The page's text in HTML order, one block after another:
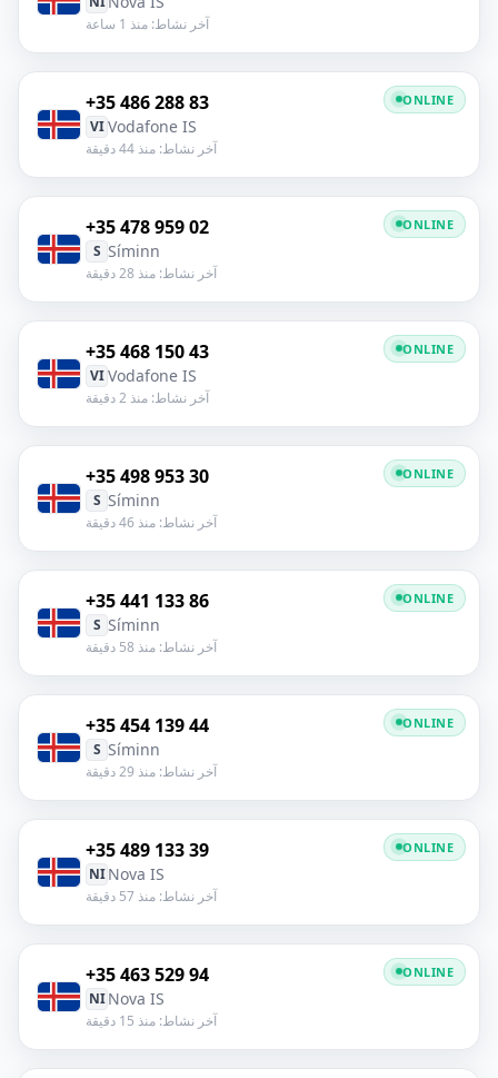
آخر نشاط: منذ 1 ساعة
+35 486 288 83
VI Vodafone IS
آخر نشاط: منذ 44 دقيقة
ONLINE
+35 478 959 02
S Síminn
آخر نشاط: منذ 28 دقيقة
ONLINE
+35 468 150 43
VI Vodafone IS
آخر نشاط: منذ 2 دقيقة
ONLINE
+35 498 953 30
S Síminn
آخر نشاط: منذ 46 دقيقة
ONLINE
+35 441 133 86
S Síminn
آخر نشاط: منذ 58 دقيقة
ONLINE
+35 454 139 44
S Síminn
آخر نشاط: منذ 29 دقيقة
ONLINE
+35 489 133 39
NI Nova IS
آخر نشاط: منذ 57 دقيقة
ONLINE
+35 463 529 94
NI Nova IS
آخر نشاط: منذ 15 دقيقة
ONLINE